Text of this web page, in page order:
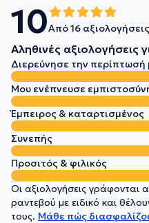
10Από 16 αξιολογήσεις
Αληθινές αξιολογήσεις
Διερεύνησε την
Μου ενέπνευσε
Έμπειρος & καταρτισμένος
Συνεπής
Προσιτός & φιλικός
Οι αξιολογήσεις
ραντεβού με ειδικό και
τους. Μάθε πώς